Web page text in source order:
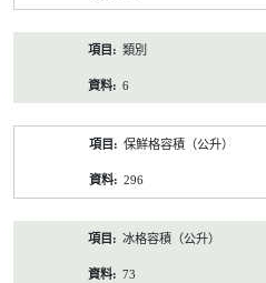
類別
6
保鮮格容積（公升）
296
冰格容積（公升）
73